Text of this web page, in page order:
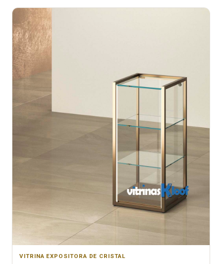
VITRINA EXPOSITORA DE CRISTAL